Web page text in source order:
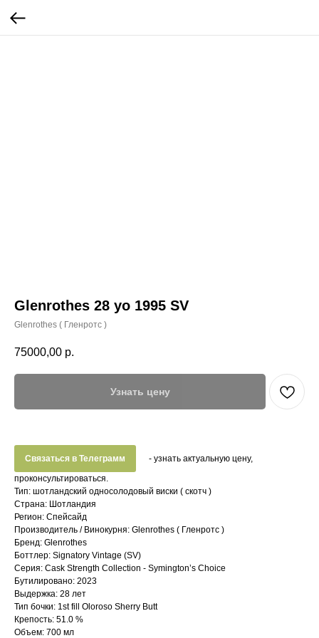
Glenrothes 28 yo 1995 SV
Glenrothes ( Гленротс )
75000,00 р.
Узнать цену
Связаться в Телеграмм
- узнать актуальную цену,
проконсультироваться.
Тип: шотландский односолодовый виски ( скотч )
Страна: Шотландия
Регион: Спейсайд
Производитель / Винокурня: Glenrothes ( Гленротс )
Бренд: Glenrothes
Боттлер: Signatory Vintage (SV)
Серия: Cask Strength Collection - Symington’s Choice
Бутилировано: 2023
Выдержка: 28 лет
Тип бочки: 1st fill Oloroso Sherry Butt
Крепость: 51.0 %
Объем: 700 мл